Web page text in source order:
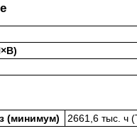
(минимум) 2661,6 тыс. ч